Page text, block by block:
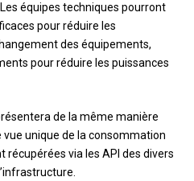
équipes techniques pourront
pour réduire les
des équipements,
pour réduire les puissances
de la même manière
unique de la consommation
récupérées via les API des divers